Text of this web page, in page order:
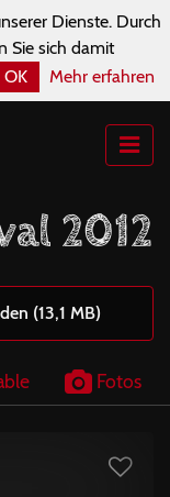
Dienste. Durch
Sie sich damit
OK Mehr erfahren
2012
(13,1 MB)
Fotos